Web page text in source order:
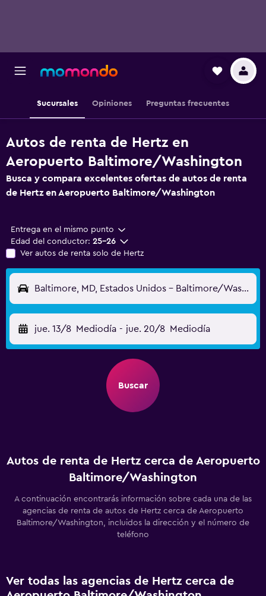
Sucursales Opiniones Preguntas frecuentes
Autos de renta de Hertz en
Aeropuerto Baltimore/Washington
Busca y compara excelentes ofertas de autos de renta
de Hertz en Aeropuerto Baltimore/Washington
Entrega en el mismo punto
Edad del conductor: 25-26
Ver autos de renta solo de Hertz
Baltimore, MD, Estados Unidos - Baltimore/Washington (BWI)
jue. 13/8 Mediodía - jue. 20/8 Mediodía
Buscar
Autos de renta de Hertz cerca de Aeropuerto
Baltimore/Washington
A continuación encontrarás información sobre cada una de las
agencias de renta de autos de Hertz cerca de Aeropuerto
Baltimore/Washington, incluidos la dirección y el número de
teléfono
Ver todas las agencias de Hertz cerca de